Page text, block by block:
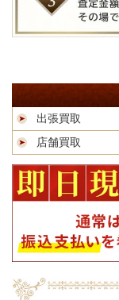
出張買取
店舗買取